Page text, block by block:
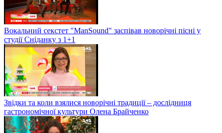
Вокальний секстет "ManSound" заспівав новорічні пісні у
студії Сніданку з 1+1
Звідки та коли взялися новорічні традиції – дослідниця
гастрономічної культури Олена Брайченко